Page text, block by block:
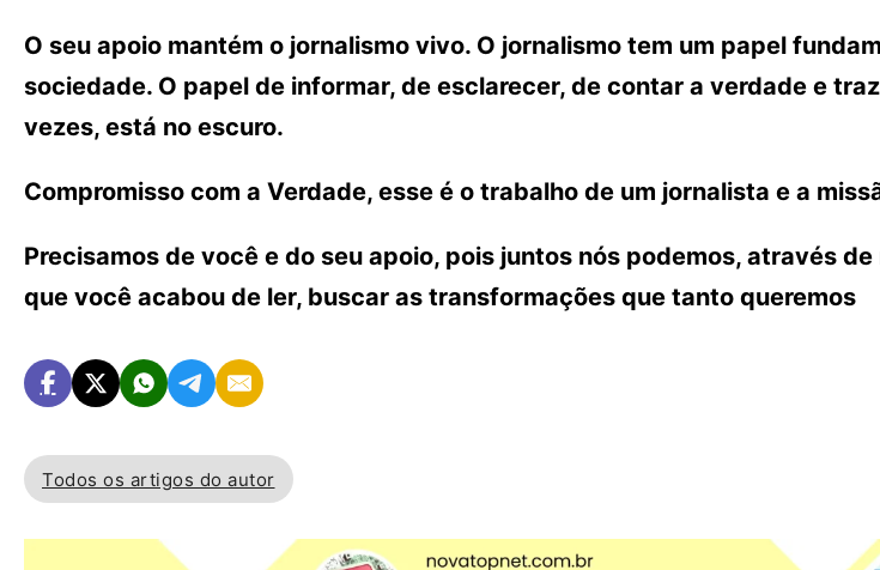
O seu apoio mantém o jornalismo vivo. O jornalismo tem um papel
sociedade. O papel de informar, de esclarecer, de contar a verdade e
vezes, está no escuro.
Compromisso com a Verdade, esse é o trabalho de um jornalista e a
Precisamos de você e do seu apoio, pois juntos nós podemos, através
que você acabou de ler, buscar as transformações que tanto queremos
Todos os artigos do autor